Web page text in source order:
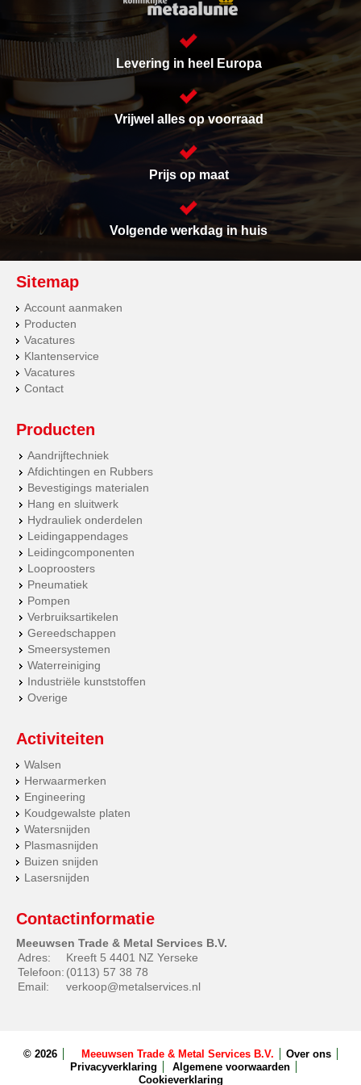
Levering in heel Europa
Vrijwel alles op voorraad
Prijs op maat
Volgende werkdag in huis
Sitemap
Account aanmaken
Producten
Vacatures
Klantenservice
Vacatures
Contact
Producten
Aandrijftechniek
Afdichtingen en Rubbers
Bevestigings materialen
Hang en sluitwerk
Hydrauliek onderdelen
Leidingappendages
Leidingcomponenten
Looproosters
Pneumatiek
Pompen
Verbruiksartikelen
Gereedschappen
Smeersystemen
Waterreiniging
Industriële kunststoffen
Overige
Activiteiten
Walsen
Herwaarmerken
Engineering
Koudgewalste platen
Watersnijden
Plasmasnijden
Buizen snijden
Lasersnijden
Contactinformatie
Meeuwsen Trade & Metal Services B.V.
Adres:
Kreeft 5 4401 NZ Yerseke
Telefoon: (0113) 57 38 78
Email:
verkoop@metalservices.nl
© 2026 Meeuwsen Trade & Metal Services B.V.
Over ons
Privacyverklaring
Algemene voorwaarden
Cookieverklaring